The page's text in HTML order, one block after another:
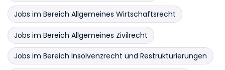
Jobs im Bereich Allgemeines Wirtschaftsrecht
Jobs im Bereich Allgemeines Zivilrecht
Jobs im Bereich Insolvenzrecht und Restrukturierungen